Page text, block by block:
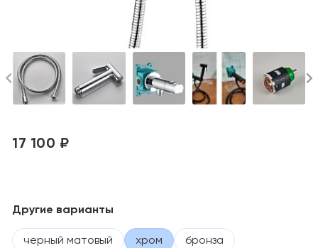
17 100 ₽
Другие варианты
черный матовый хром
бронза